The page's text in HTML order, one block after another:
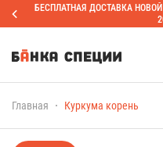
БЕСПЛАТНАЯ ДОСТАВКА
Главная Куркума корень